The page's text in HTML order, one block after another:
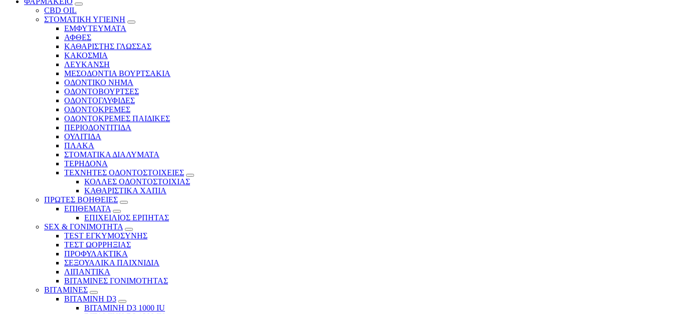
CBD OIL
ΣΤΟΜΑΤΙΚΗ ΥΓΙΕΙΝΗ
ΕΜΦΥΤΕΥΜΑΤΑ
ΑΦΘΕΣ
ΚΑΘΑΡΙΣΤΗΣ ΓΛΩΣΣΑΣ
ΚΑΚΟΣΜΙΑ
ΛΕΥΚΑΝΣΗ
ΜΕΣΟΔΟΝΤΙΑ ΒΟΥΡΤΣΑΚΙΑ
ΟΔΟΝΤΙΚΟ ΝΗΜΑ
ΟΔΟΝΤΟΒΟΥΡΤΣΕΣ
ΟΔΟΝΤΟΓΛΥΦΙΔΕΣ
ΟΔΟΝΤΟΚΡΕΜΕΣ
ΟΔΟΝΤΟΚΡΕΜΕΣ ΠΑΙΔΙΚΕΣ
ΠΕΡΙΟΔΟΝΤΙΤΙΔΑ
ΟΥΛΙΤΙΔΑ
ΠΛΑΚΑ
ΣΤΟΜΑΤΙΚΑ ΔΙΑΛΥΜΑΤΑ
ΤΕΡΗΔΟΝΑ
ΤΕΧΝΗΤΕΣ ΟΔΟΝΤΟΣΤΟΙΧΕΙΕΣ
ΚΟΛΛΕΣ ΟΔΟΝΤΟΣΤΟΙΧΙΑΣ
ΚΑΘΑΡΙΣΤΙΚΑ ΧΑΠΙΑ
ΠΡΩΤΕΣ ΒΟΗΘΕΙΕΣ
ΕΠΙΘΕΜΑΤΑ
ΕΠΙΧΕΙΛΙΟΣ ΕΡΠΗΤΑΣ
SEX & ΓΟΝΙΜΟΤΗΤΑ
TEST ΕΓΚΥΜΟΣΥΝΗΣ
ΤΕΣΤ ΩΟΡΡΗΞΙΑΣ
ΠΡΟΦΥΛΑΚΤΙΚΑ
ΣΕΞΟΥΑΛΙΚΑ ΠΑΙΧΝΙΔΙΑ
ΛΙΠΑΝΤΙΚΑ
ΒΙΤΑΜΙΝΕΣ ΓΟΝΙΜΟΤΗΤΑΣ
ΒΙΤΑΜΙΝΕΣ
ΒΙΤΑΜΙΝΗ D3
ΒΙΤΑΜΙΝΗ D3 1000 IU